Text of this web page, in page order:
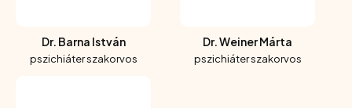
Dr. Barna István
pszichiáter szakorvos
Dr. Weiner Márta
pszichiáter szakorvos